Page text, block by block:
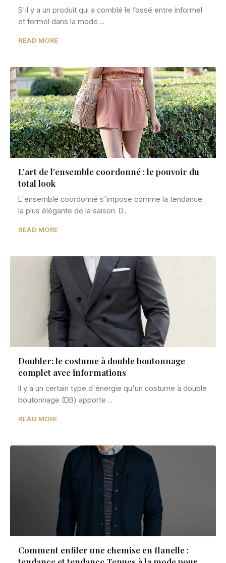
S'il y a un produit qui a comblé le fossé entre informel
et formel dans la mode ...
READ MORE
L'art de l'ensemble coordonné : le pouvoir du
total look
L'ensemble coordonné s'impose comme la tendance
la plus élégante de la saison. D...
READ MORE
Doubler: le costume à double boutonnage
complet avec informations
Il y a un certain type d'énergie qu'un costume à double
boutonnage (DB) apporte ...
READ MORE
Comment enfiler une chemise en flanelle :